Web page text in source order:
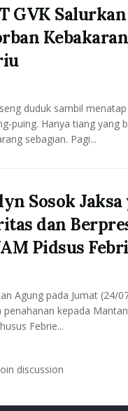
GVK
duduk sambil
puing. Hanya tiang yang
sebagian. Pagi...
Sosok
dan
Pidsus
Agung pada Jumat (24/
kepada
Febrie...
discussion